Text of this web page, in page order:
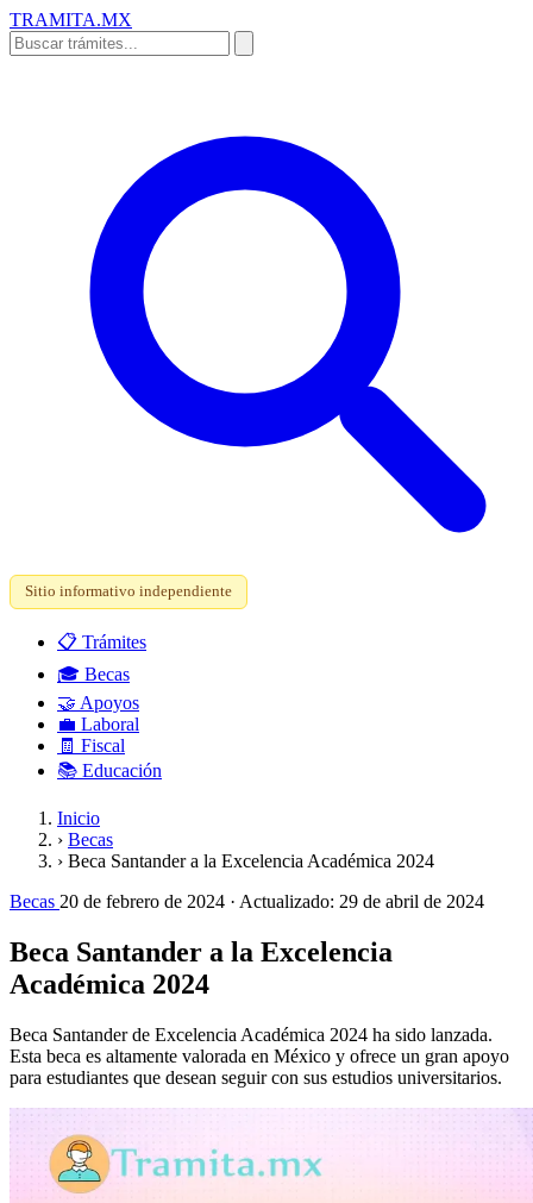
TRAMITA.MX
Sitio informativo independiente
📋 Trámites
🎓 Becas
🤝 Apoyos
💼 Laboral
🧾 Fiscal
📚 Educación
Inicio
› Becas
› Beca Santander a la Excelencia Académica 2024
Becas 20 de febrero de 2024 · Actualizado: 29 de abril de 2024
Beca Santander a la Excelencia
Académica 2024
Beca Santander de Excelencia Académica 2024 ha sido lanzada.
Esta beca es altamente valorada en México y ofrece un gran apoyo
para estudiantes que desean seguir con sus estudios universitarios.